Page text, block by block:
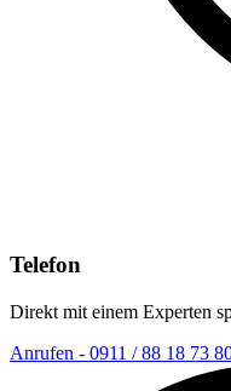
Telefon
Direkt mit einem Experten
Anrufen - 0911 / 88 18 73